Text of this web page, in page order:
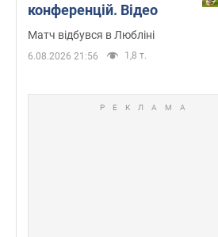
конференцій. Відео
Матч відбувся в Любліні
6.08.2026 21:56 1,8 т.